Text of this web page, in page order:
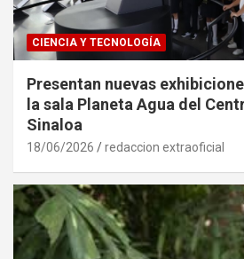
CIENCIA Y TECNOLOGÍA
Presentan nuevas
la sala Planeta Agua del
Sinaloa
18/06/2026 redaccion extraoficial